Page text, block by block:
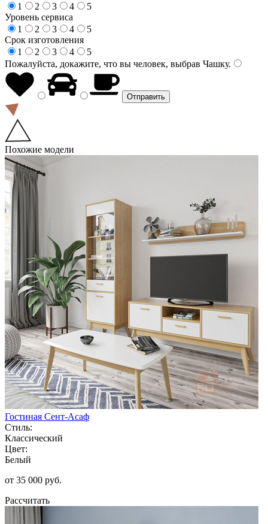
1
2 3 4
5
Уровень сервиса
1
2 3 4
5
Срок изготовления
1
2 3 4
5
Пожалуйста, докажите, что вы человек, выбрав Чашку.
Похожие модели
Гостиная Сент-Асаф
Стиль:
Классический
Цвет:
Белый
от 35 000 руб.
Рассчитать